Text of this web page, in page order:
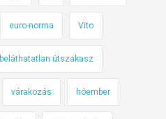
euro-norma Vito
beláthatatlan útszakasz
várakozás hóember